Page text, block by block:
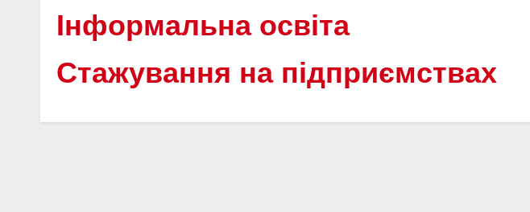
Інформальна освіта
Стажування на підприємствах